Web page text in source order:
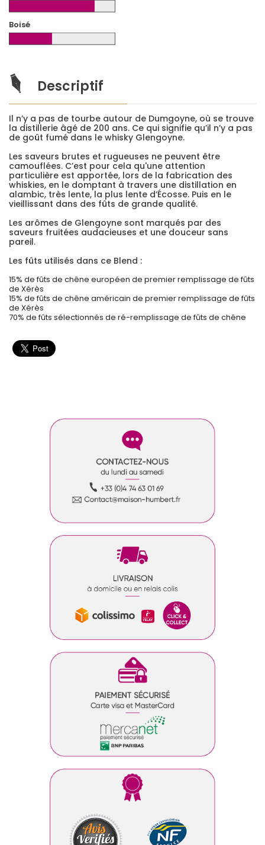
Boisé
Descriptif
Il n’y a pas de tourbe autour de Dumgoyne, où se trouve
la distillerie âgé de 200 ans. Ce qui signifie qu’il n’y a pas
de goût fumé dans le whisky Glengoyne.
Les saveurs brutes et rugueuses ne peuvent être
camouflées. C’est pour cela qu'une attention
particulière est apportée, lors de la fabrication des
whiskies, en le domptant à travers une distillation en
alambic, très lente, la plus lente d’Écosse. Puis en le
vieillissant dans des fûts de grande qualité.
Les arômes de Glengoyne sont marqués par des
saveurs fruitées audacieuses et une douceur sans
pareil.
Les fûts utilisés dans ce Blend :
15% de fûts de chêne européen de premier remplissage de fûts
de Xérès
15% de fûts de chêne américain de premier remplissage de fûts
de Xérès
70% de fûts sélectionnés de ré-remplissage de fûts de chêne